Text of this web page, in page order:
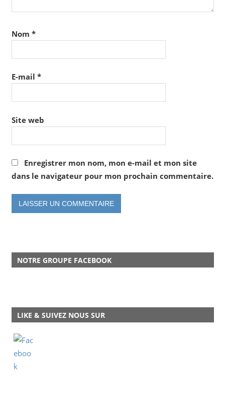
Nom *
E-mail *
Site web
Enregistrer mon nom, mon e-mail et mon site
dans le navigateur pour mon prochain commentaire.
NOTRE GROUPE FACEBOOK
LIKE & SUIVEZ NOUS SUR